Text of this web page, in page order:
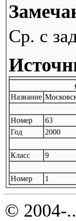
Ср. с
Название
Номер
63
Год
2000
Класс
9
Номер
1
© 2004-